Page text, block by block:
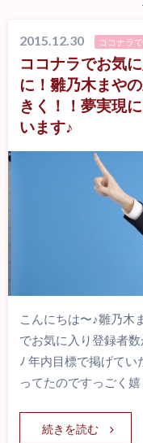
2015.12.30 ココナラ
ココナラでお気
に！雛乃木まや
きく！！夢実現
います♪
こんにちは〜♪雛乃木
でお気に入り登録者
ﾉ 年内目標で掲げて
ってたのですっごく
続きを読む